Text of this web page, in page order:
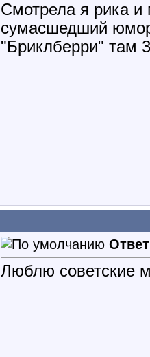
Смотрела я рика и
сумасшедший
"Бриклберри" там
Люблю советские